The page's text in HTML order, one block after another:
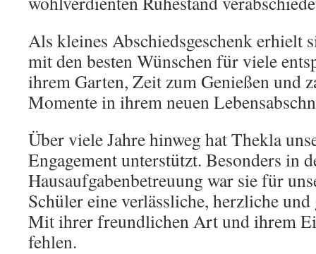
Als kleines Abschiedsgeschenk erhielt
mit den besten Wünschen für viele
ihrem Garten, Zeit zum Genießen und
Momente in ihrem neuen
Über viele Jahre hinweg hat Thekla
Engagement unterstützt. Besonders in
Hausaufgabenbetreuung war sie für
Schüler eine verlässliche, herzliche
Mit ihrer freundlichen Art und ihrem
fehlen.